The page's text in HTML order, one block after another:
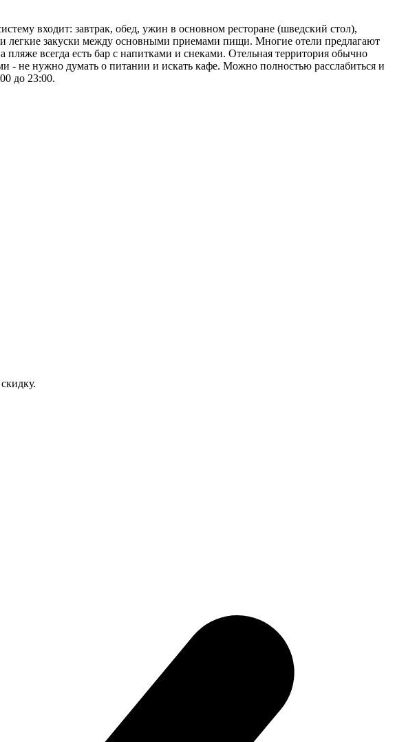
входит: завтрак, обед, ужин в основном ресторане (шведский стол),
и легкие закуски между основными приемами пищи. Многие отели предлагают
всегда есть бар с напитками и снеками. Отельная территория обычно
- не нужно думать о питании и искать кафе. Можно полностью расслабиться и
до 23:00.